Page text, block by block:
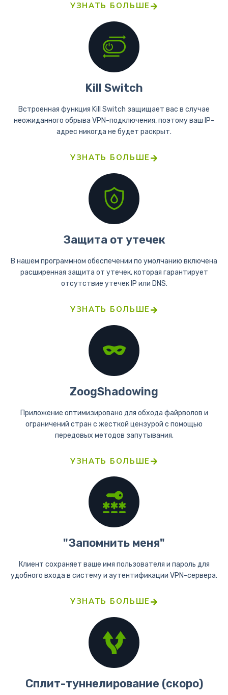
УЗНАТЬ БОЛЬШЕ
Kill Switch
Встроенная функция Kill Switch защищает вас в случае
неожиданного обрыва VPN-подключения, поэтому ваш IP-
адрес никогда не будет раскрыт.
УЗНАТЬ БОЛЬШЕ
Защита от утечек
В нашем программном обеспечении по умолчанию включена
расширенная защита от утечек, которая гарантирует
отсутствие утечек IP или DNS.
УЗНАТЬ БОЛЬШЕ
ZoogShadowing
Приложение оптимизировано для обхода файрволов и
ограничений стран с жесткой цензурой с помощью
передовых методов запутывания.
УЗНАТЬ БОЛЬШЕ
"Запомнить меня"
Клиент сохраняет ваше имя пользователя и пароль для
удобного входа в систему и аутентификации VPN-сервера.
УЗНАТЬ БОЛЬШЕ
Сплит-туннелирование (скоро)